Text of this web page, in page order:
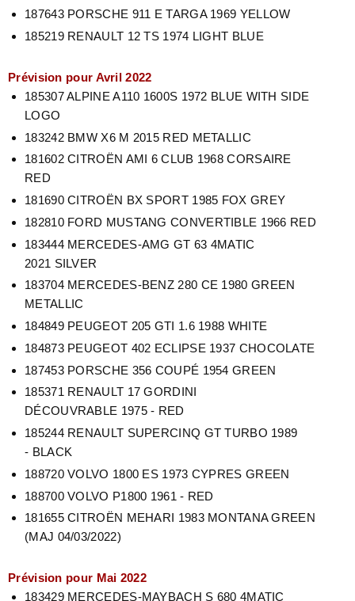
187643 PORSCHE 911 E TARGA 1969 YELLOW
185219 RENAULT 12 TS 1974 LIGHT BLUE
Prévision pour Avril 2022
185307 ALPINE A110 1600S 1972 BLUE WITH SIDE
LOGO
183242 BMW X6 M 2015 RED METALLIC
181602 CITROËN AMI 6 CLUB 1968CORSAIRE
RED
181690 CITROËN BX SPORT 1985 FOX GREY
182810 FORD MUSTANG CONVERTIBLE 1966 RED
183444 MERCEDES-AMG GT 63 4MATIC
2021 SILVER
183704 MERCEDES-BENZ 280 CE 1980 GREEN
METALLIC
184849 PEUGEOT 205 GTI 1.6 1988 WHITE
184873 PEUGEOT 402 ECLIPSE 1937 CHOCOLATE
187453 PORSCHE 356 COUPÉ 1954GREEN
185371 RENAULT 17 GORDINI
DÉCOUVRABLE 1975 - RED
185244 RENAULT SUPERCINQ GT TURBO 1989
- BLACK
188720 VOLVO 1800 ES 1973 CYPRES GREEN
188700 VOLVO P1800 1961 - RED
181655 CITROËN MEHARI 1983 MONTANA GREEN
(MAJ 04/03/2022)
Prévision pour Mai 2022
183429 MERCEDES-MAYBACH S 680 4MATIC